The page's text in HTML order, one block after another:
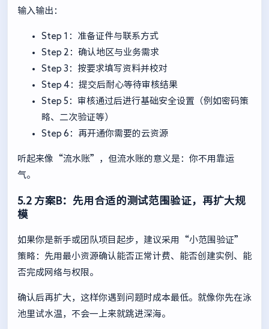
输入输出：
Step 1：准备证件与联系方式
Step 2：确认地区与业务需求
Step 3：按要求填写资料并校对
Step 4：提交后耐心等待审核结果
Step 5：审核通过后进行基础安全设置（例如密码策
略、二次验证等）
Step 6：再开通你需要的云资源
听起来像“流水账”，但流水账的意义是：你不用靠运
气。
5.2 方案B：先用合适的测试范围验证，再扩大规
模
如果你是新手或团队项目起步，建议采用“小范围验证”
策略：先用最小资源确认能否正常计费、能否创建实例、能
否完成网络与权限。
确认后再扩大，这样你遇到问题时成本最低。就像你先在泳
池里试水温，不会一上来就跳进深海。